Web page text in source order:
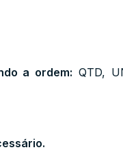
a ordem: QTD,